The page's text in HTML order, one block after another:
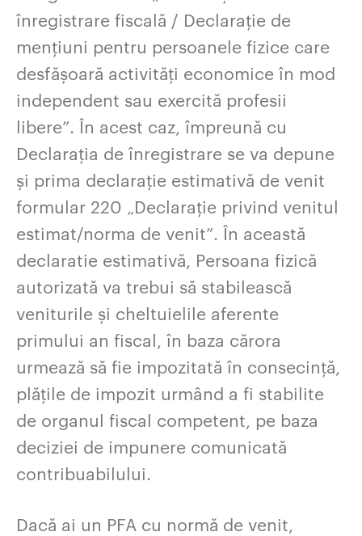
înregistrare fiscală / Declarație de
mențiuni pentru persoanele fizice care
desfășoară activități economice în mod
independent sau exercită profesii
libere”. În acest caz, împreună cu
Declarația de înregistrare se va depune
și prima declarație estimativă de venit
formular 220 „Declarație privind venitul
estimat/norma de venit”. În această
declaratie estimativă, Persoana fizică
autorizată va trebui să stabilească
veniturile și cheltuielile aferente
primului an fiscal, în baza cărora
urmează să fie impozitată în consecință,
plățile de impozit urmând a fi stabilite
de organul fiscal competent, pe baza
deciziei de impunere comunicată
contribuabilului.
Dacă ai un PFA cu normă de venit,